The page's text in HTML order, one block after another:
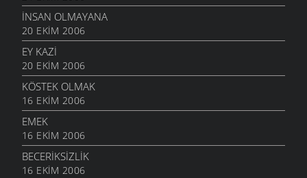
İNSAN OLMAYANA
20 EKIM 2006
EY KAZI
20 EKIM 2006
KÖSTEK OLMAK
16 EKIM 2006
EMEK
16 EKIM 2006
BECERIKSIZLIK
16 EKIM 2006